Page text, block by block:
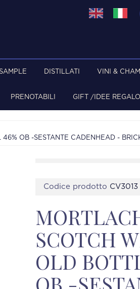
DISTILLATI VINI &
PRENOTABILI GIFT /IDEE REGALO
46% OB -SESTANTE CADENHEAD -
Codice prodotto CV3013
SCOTCH
OLD